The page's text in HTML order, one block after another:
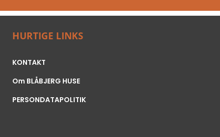
HURTIGE LINKS
KONTAKT
Om BLÅBJERG HUSE
PERSONDATAPOLITIK